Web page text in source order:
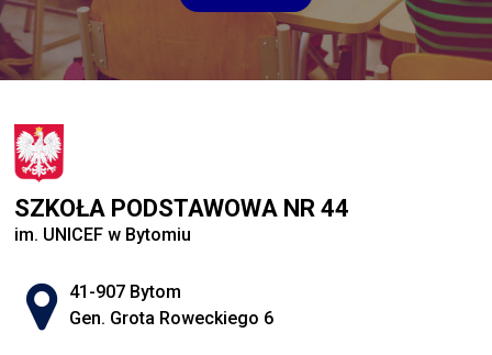
SZKOŁA PODSTAWOWA NR 44
im. UNICEF w Bytomiu
Adres pocztowy:
41-907 Bytom
Gen. Grota Roweckiego 6